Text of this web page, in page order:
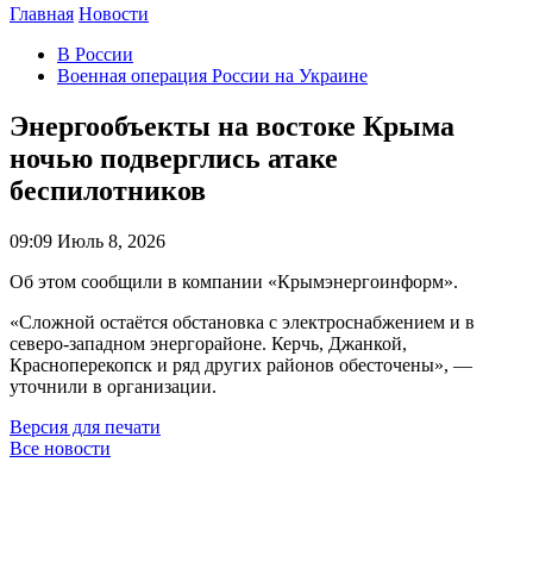
Главная Новости
В России
Военная операция России на Украине
Энергообъекты на востоке Крыма
ночью подверглись атаке
беспилотников
09:09 Июль 8, 2026
Об этом сообщили в компании «Крымэнергоинформ».
«Сложной остаётся обстановка с электроснабжением и в
северо-западном энергорайоне. Керчь, Джанкой,
Красноперекопск и ряд других районов обесточены», —
уточнили в организации.
Версия для печати
Все новости